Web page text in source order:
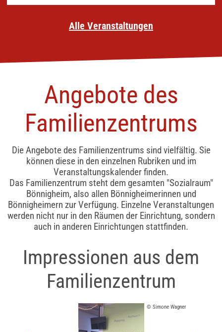
Alle Veranstaltungen
Angebote des
Familienzentrums
Die Angebote des Familienzentrums sind vielfältig. Sie
können diese in den einzelnen Rubriken und im
Veranstaltungskalender finden.
Das Familienzentrum steht dem gesamten "Sozialraum"
Bönnigheim, also allen Bönnigheimerinnen und
Bönnigheimern zur Verfügung. Einzelne Veranstaltungen
werden nicht nur in den Räumen der Einrichtung, sondern
auch in anderen Einrichtungen stattfinden.
Impressionen aus dem
Familienzentrum
© Simone Wagner